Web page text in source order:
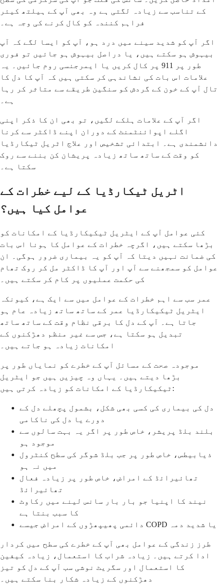
کے تناسب سے زیادہ لگتی ہے وہ بھی آپ کے ہیلتھ کیئر
فراہم کنندہ کو کال کرنے کی وجہ ہے۔
اگر آپ کو شدید سینے میں درد ہو، آپ کو ایسا لگے کہ آپ
بیہوش ہو سکتے ہیں، یا دراصل بیہوش ہو جائیں تو فوری
طور پر 911 پر کال کریں یا ایمرجنسی روم جائیں۔ یہ
علامات اس بات کی نشاندہی کر سکتی ہیں کہ آپ کا دل کا
تال آپ کے خون کے گردش کو سنگین طریقے سے متاثر کر رہا
ہے۔
اگر آپ کے علامات ہلکے لگیں، تو بھی ان کا ذکر اپنی
اگلے اپوائنٹمنٹ کے دوران اپنے ڈاکٹر سے کرنا
دانشمندی ہے۔ ابتدائی تشخیص اور علاج اٹریل ٹیکارڈیا
کو وقت کے ساتھ ساتھ زیادہ پریشان کن بننے سے روک
سکتا ہے۔
اٹریل ٹیکارڈیا کے لیے خطرات کے
عوامل کیا ہیں؟
کئی عوامل آپ کے ایٹریل ٹیکیکارڈیا کے امکانات کو
بڑھا سکتے ہیں، اگرچہ خطرات کے عوامل کا ہونا اس بات
کی ضمانت نہیں دیتا کہ آپ کو یہ بیماری ضرور ہوگی۔ ان
عوامل کو سمجھنے سے آپ اور آپ کا ڈاکٹر مل کر روک تھام
کی حکمت عملیوں پر کام کر سکتے ہیں۔
عمر سب سے اہم خطرات کے عوامل میں سے ایک ہے، کیونکہ
ایٹریل ٹیکیکارڈیا عمر کے ساتھ ساتھ زیادہ عام ہو
جاتا ہے۔ آپ کے دل کا برقی نظام وقت کے ساتھ ساتھ
تبدیل ہو سکتا ہے، جس سے غیر منظم دھڑکنوں کے
امکانات زیادہ ہو جاتے ہیں۔
موجودہ صحت کے مسائل آپ کے خطرے کو نمایاں طور پر
بڑھا دیتے ہیں۔ یہاں وہ چیزیں ہیں جو ایٹریل
ٹیکیکارڈیا کے امکانات کو زیادہ کرتی ہیں:
دل کی بیماری کی کسی بھی شکل، بشمول پچھلے دل کے
دورے یا دل کی ناکامی
بلند بلڈ پریشر، خاص طور پر اگر یہ بہت سالوں سے
موجود ہو
ذیابیطس، خاص طور پر جب بلڈ شوگر کی سطح کنٹرول
میں نہ ہو
تھائیرائڈ کے امراض، خاص طور پر زیادہ فعال
تھائیرائڈ
نیند کا اپنیا جو بار بار سانس لینے میں رکاوٹ
کا سبب بنتا ہے
دائمی پھیپھڑوں کے امراض جیسے COPD یا شدید دمہ
طرز زندگی کے عوامل بھی آپ کے خطرے کی سطح میں کردار
ادا کرتے ہیں۔ زیادہ شراب کا استعمال، زیادہ کیفین
کا استعمال اور سگریٹ نوشی سب آپ کے دل کو تیز
دھڑکنوں کے زیادہ شکار بنا سکتے ہیں۔